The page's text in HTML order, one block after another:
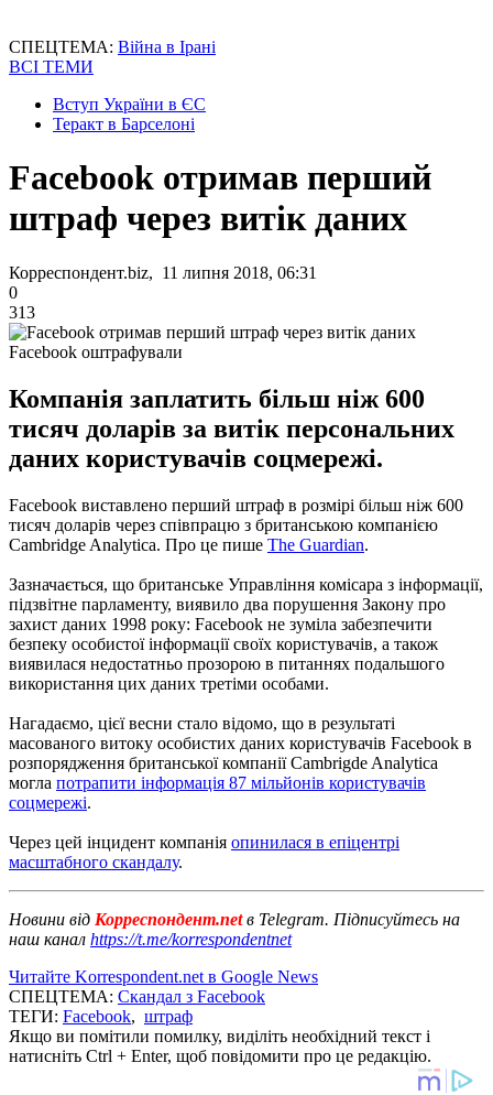
СПЕЦТЕМА: Війна в Ірані
ВСІ ТЕМИ
Вступ України в ЄС
Теракт в Барселоні
Facebook отримав перший
штраф через витік даних
Корреспондент.biz, 11 липня 2018, 06:31
0
313
Facebook оштрафували
Компанія заплатить більш ніж 600
тисяч доларів за витік персональних
даних користувачів соцмережі.
Facebook виставлено перший штраф в розмірі більш ніж 600
тисяч доларів через співпрацю з британською компанією
Cambridge Analytica. Про це пише The Guardian.
Зазначається, що британське Управління комісара з інформації,
підзвітне парламенту, виявило два порушення Закону про
захист даних 1998 року: Facebook не зуміла забезпечити
безпеку особистої інформації своїх користувачів, а також
виявилася недостатньо прозорою в питаннях подальшого
використання цих даних третіми особами.
Нагадаємо, цієї весни стало відомо, що в результаті
масованого витоку особистих даних користувачів Facebook в
розпорядження британської компанії Cambrigde Analytica
могла потрапити інформація 87 мільйонів користувачів
соцмережі.
Через цей інцидент компанія опинилася в епіцентрі
масштабного скандалу.
Новини від Корреспондент.netв Telegram. Підписуйтесь на
наш канал https://t.me/korrespondentnet
Читайте Korrespondent.net в Google News
СПЕЦТЕМА: Скандал з Facebook
ТЕГИ: Facebook, штраф
Якщо ви помітили помилку, виділіть необхідний текст і
натисніть Ctrl + Enter, щоб повідомити про це редакцію.